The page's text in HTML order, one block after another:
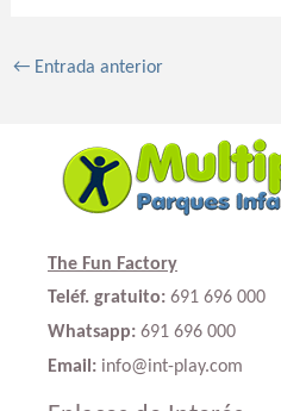
←Entrada anterior
The Fun Factory
Teléf. gratuito: 691 696 000
Whatsapp: 691 696 000
Email: info@int-play.com